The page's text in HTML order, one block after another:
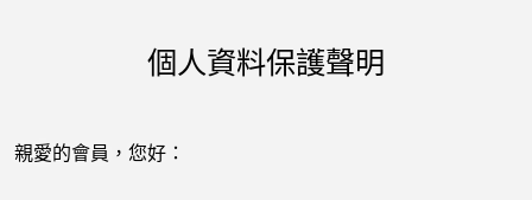
個人資料保護聲明
親愛的會員，您好：